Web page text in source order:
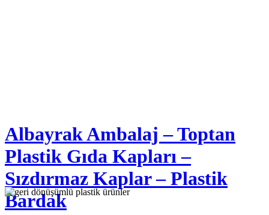
Albayrak Ambalaj – Toptan
Plastik Gıda Kapları –
Sızdırmaz Kaplar – Plastik
Bardak